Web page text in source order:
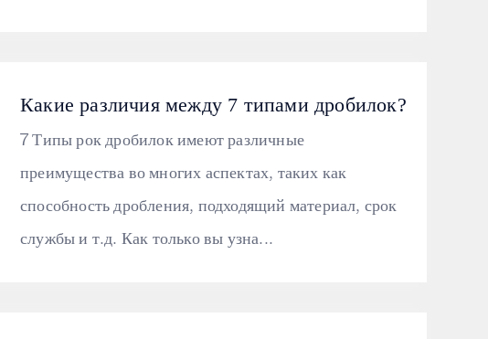
Какие различия между 7 типами дробилок?
7 Типы рок дробилок имеют различные
преимущества во многих аспектах, таких как
способность дробления, подходящий материал, срок
службы и т.д. Как только вы узна...